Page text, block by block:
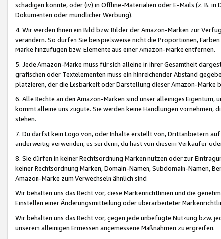
schädigen könnte, oder (iv) in Offline-Materialien oder E-Mails (z. B. in
Dokumenten oder mündlicher Werbung).
4. Wir werden Ihnen ein Bild bzw. Bilder der Amazon-Marken zur
verändern. So dürfen Sie beispielsweise nicht die Proportionen,
Marke hinzufügen bzw. Elemente aus einer Amazon-Marke entfernen.
5. Jede Amazon-Marke muss für sich alleine in ihrer Gesamtheit
grafischen oder Textelementen muss ein hinreichender Abstand
platzieren, der die Lesbarkeit oder Darstellung dieser Amazon-Marke
6. Alle Rechte an den Amazon-Marken sind unser alleiniges
kommt alleine uns zugute. Sie werden keine Handlungen vornehmen,
stehen.
7. Du darfst kein Logo von, oder Inhalte erstellt von,Drittanbietern auf
anderweitig verwenden, es sei denn, du hast von diesem Verkäufer
8. Sie dürfen in keiner Rechtsordnung Marken nutzen oder zur
keiner Rechtsordnung Marken, Domain-Namen, Subdomain-Namen,
Amazon-Marke zum Verwechseln ähnlich sind.
Wir behalten uns das Recht vor, diese Markenrichtlinien und die
Einstellen einer Änderungsmitteilung oder überarbeiteter
Wir behalten uns das Recht vor, gegen jede unbefugte Nutzung bzw.
unserem alleinigen Ermessen angemessene Maßnahmen zu ergreifen.